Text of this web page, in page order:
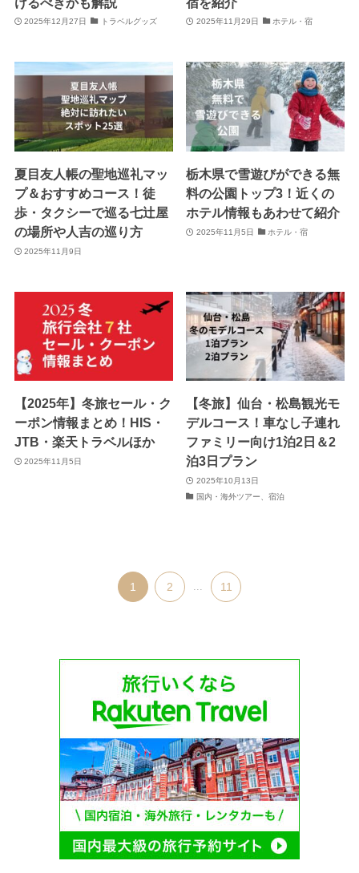
2025年12月27日 トラベルグッズ 2025年11月29日 ホテル・宿
夏目友人帳の聖地巡礼マッ
プ＆おすすめコース！徒
歩・タクシーで巡る七辻屋
の場所や人吉の巡り方
2025年11月9日
栃木県で雪遊びができる無
料の公園トップ3！近くの
ホテル情報もあわせて紹介
2025年11月5日 ホテル・宿
【2025年】冬旅セール・ク
ーポン情報まとめ！HIS・
JTB・楽天トラベルほか
2025年11月5日
【冬旅】仙台・松島観光モ
デルコース！車なし子連れ
ファミリー向け1泊2日＆2
泊3日プラン
2025年10月13日
国内・海外ツアー、宿泊
1 2 ... 11